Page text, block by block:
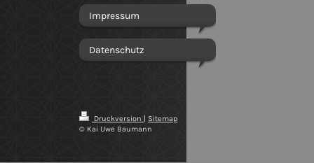
Impressum
Datenschutz
Druckversion | Sitemap
© Kai Uwe Baumann